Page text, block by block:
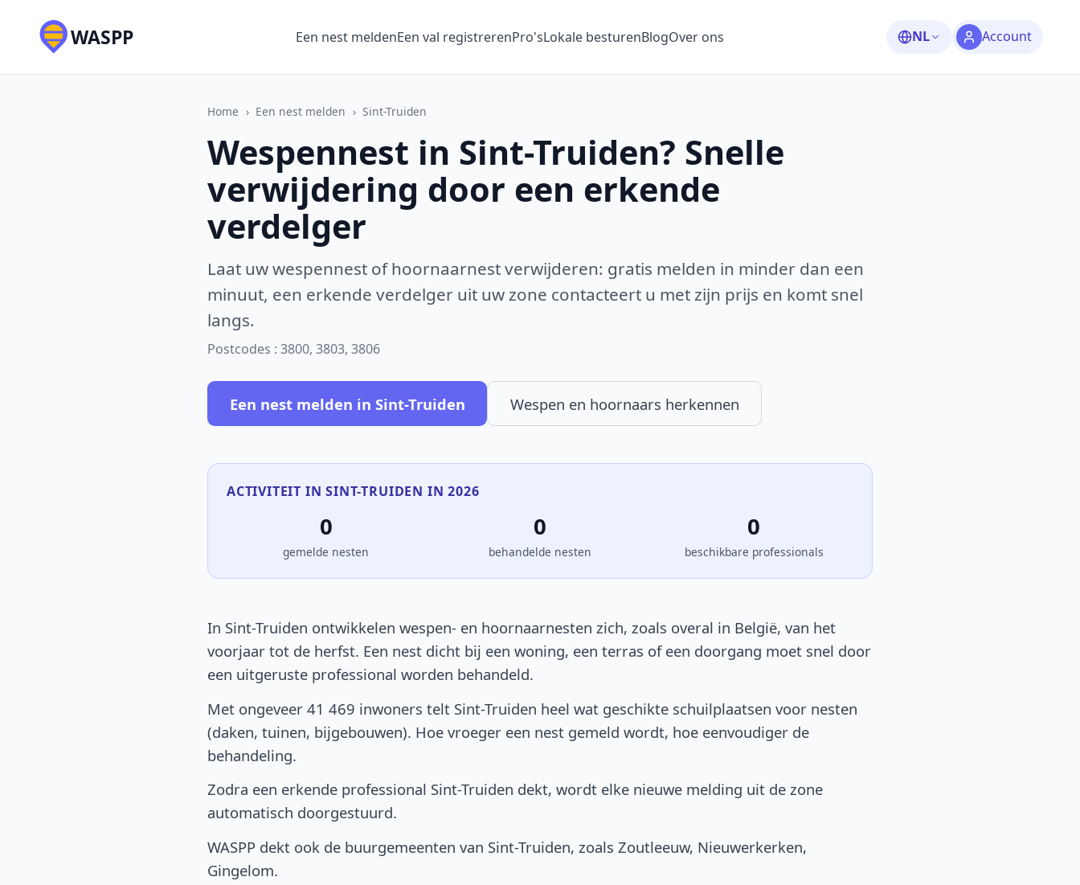
WASPP Een nest meldenEen val registrerenPro'sLokale besturenBlogOver ons NL Account
Home › Een nest melden › Sint-Truiden
Wespennest in Sint-Truiden? Snelle
verwijdering door een erkende
verdelger
Laat uw wespennest of hoornaarnest verwijderen: gratis melden in minder dan een
minuut, een erkende verdelger uit uw zone contacteert u met zijn prijs en komt snel
langs.
Postcodes : 3800, 3803, 3806
Een nest melden in Sint-Truiden Wespen en hoornaars herkennen
ACTIVITEIT IN SINT-TRUIDEN IN 2026
0
gemelde nesten
0
behandelde nesten
0
beschikbare professionals
In Sint-Truiden ontwikkelen wespen- en hoornaarnesten zich, zoals overal in België, van het
voorjaar tot de herfst. Een nest dicht bij een woning, een terras of een doorgang moet snel door
een uitgeruste professional worden behandeld.
Met ongeveer 41 469 inwoners telt Sint-Truiden heel wat geschikte schuilplaatsen voor nesten
(daken, tuinen, bijgebouwen). Hoe vroeger een nest gemeld wordt, hoe eenvoudiger de
behandeling.
Zodra een erkende professional Sint-Truiden dekt, wordt elke nieuwe melding uit de zone
automatisch doorgestuurd.
WASPP dekt ook de buurgemeenten van Sint-Truiden, zoals Zoutleeuw, Nieuwerkerken,
Gingelom.